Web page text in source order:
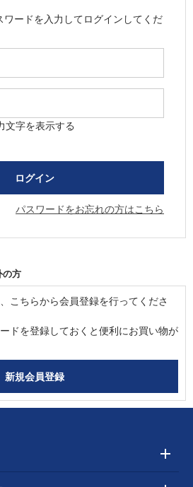
ワードを入力してログインしてくだ
文字を表示する
パスワードをお忘れの方はこちら
の方
こちらから会員登録を行ってくださ
ドを登録しておくと便利にお買い物が